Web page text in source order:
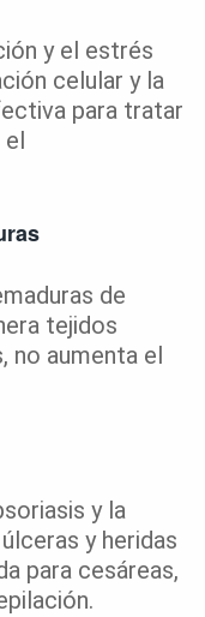
y el estrés
celular y la
para tratar
de
tejidos
no aumenta el
y la
y heridas
para cesáreas,